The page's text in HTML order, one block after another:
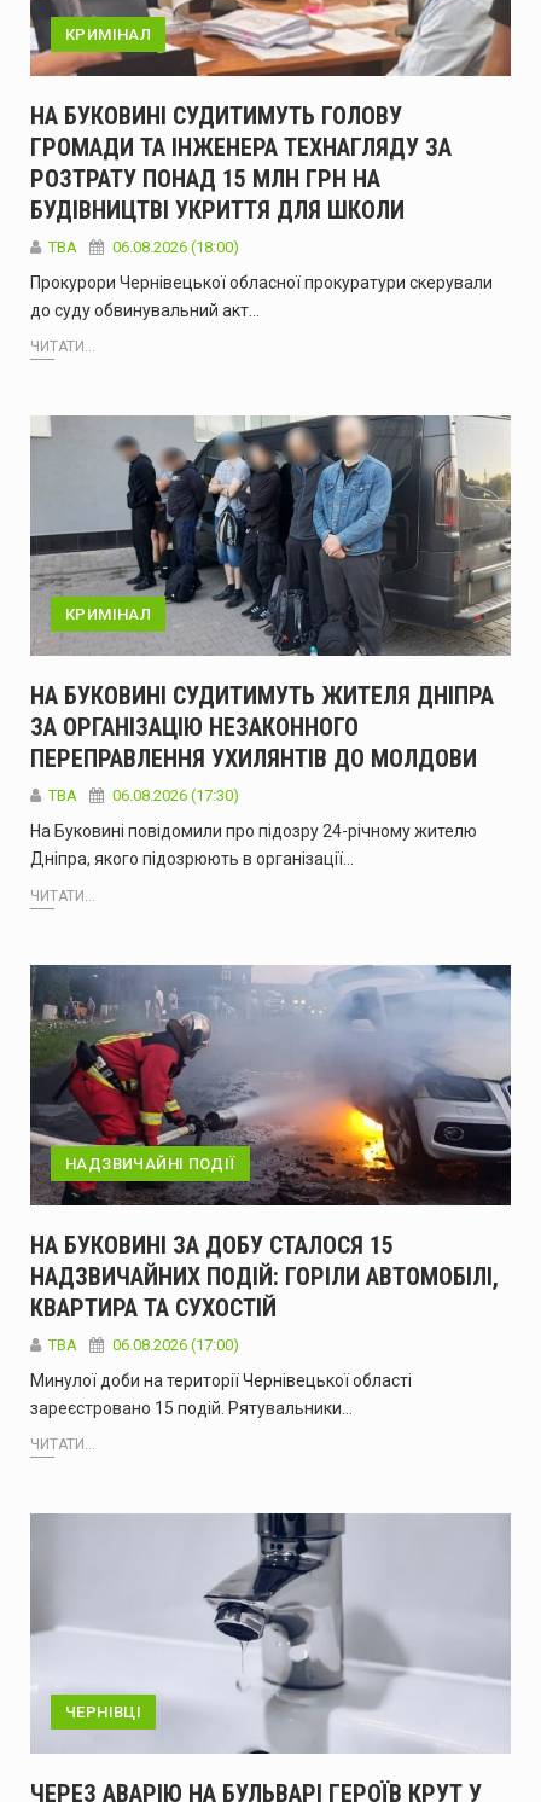
КРИМІНАЛ
НА БУКОВИНІ СУДИТИМУТЬ ГОЛОВУ
ГРОМАДИ ТА ІНЖЕНЕРА ТЕХНАГЛЯДУ ЗА
РОЗТРАТУ ПОНАД 15 МЛН ГРН НА
БУДІВНИЦТВІ УКРИТТЯ ДЛЯ ШКОЛИ
ТВА 06.08.2026 (18:00)
Прокурори Чернівецької обласної прокуратури скерували
до суду обвинувальний акт…
ЧИТАТИ...
КРИМІНАЛ
НА БУКОВИНІ СУДИТИМУТЬ ЖИТЕЛЯ ДНІПРА
ЗА ОРГАНІЗАЦІЮ НЕЗАКОННОГО
ПЕРЕПРАВЛЕННЯ УХИЛЯНТІВ ДО МОЛДОВИ
ТВА 06.08.2026 (17:30)
На Буковині повідомили про підозру 24-річному жителю
Дніпра, якого підозрюють в організації…
ЧИТАТИ...
НАДЗВИЧАЙНІ ПОДІЇ
НА БУКОВИНІ ЗА ДОБУ СТАЛОСЯ 15
НАДЗВИЧАЙНИХ ПОДІЙ: ГОРІЛИ АВТОМОБІЛІ,
КВАРТИРА ТА СУХОСТІЙ
ТВА 06.08.2026 (17:00)
Минулої доби на території Чернівецької області
зареєстровано 15 подій. Рятувальники…
ЧИТАТИ...
ЧЕРНІВЦІ
ЧЕРЕЗ АВАРІЮ НА БУЛЬВАРІ ГЕРОЇВ КРУТ У